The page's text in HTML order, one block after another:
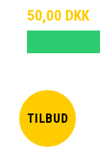
50,00 DKK
TILBUD